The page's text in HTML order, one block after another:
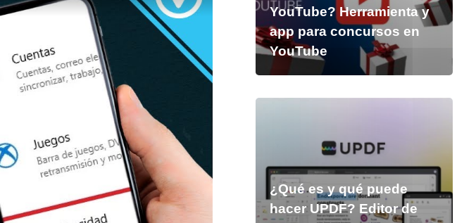
YouTube? Herramienta y
app para concursos en
YouTube
¿Qué es y qué puede
hacer UPDF? Editor de